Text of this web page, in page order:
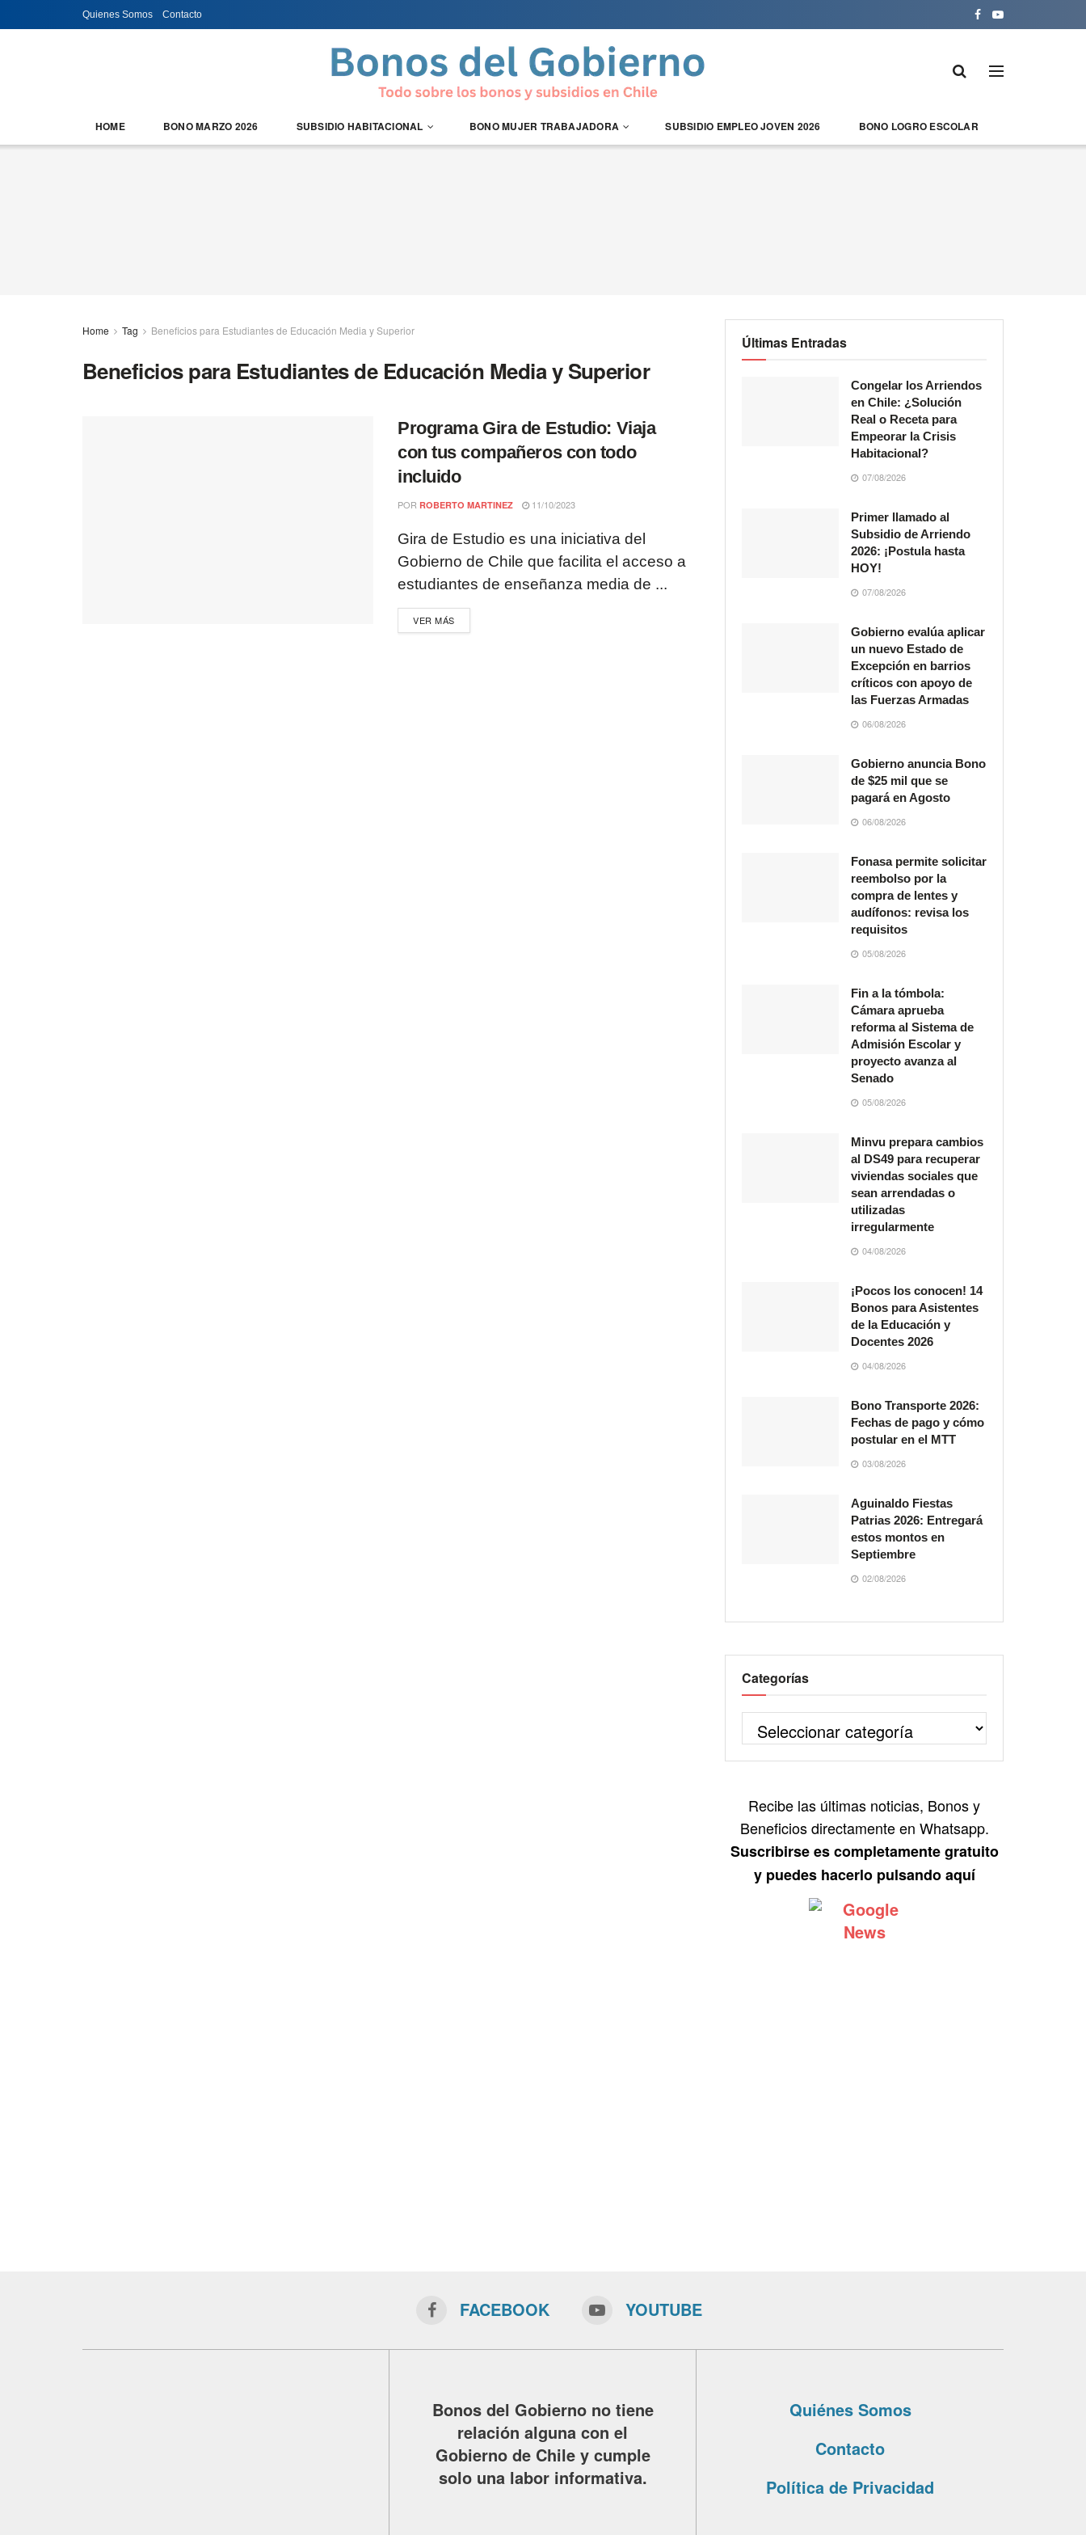
Quienes Somos Contacto
HOME BONO MARZO 2026 SUBSIDIO HABITACIONAL BONO MUJER TRABAJADORA SUBSIDIO EMPLEO JOVEN 2026 BONO LOGRO ESCOLAR
Home Tag Beneficios para Estudiantes de Educación Media y Superior
Beneficios para Estudiantes de Educación Media y Superior
Programa Gira de Estudio: Viaja
con tus compañeros con todo
incluido
POR ROBERTO MARTINEZ 11/10/2023
Gira de Estudio es una iniciativa del
Gobierno de Chile que facilita el acceso a
estudiantes de enseñanza media de ...
VER MÁS
Últimas Entradas
Congelar los Arriendos
en Chile: ¿Solución
Real o Receta para
Empeorar la Crisis
Habitacional?
07/08/2026
Primer llamado al
Subsidio de Arriendo
2026: ¡Postula hasta
HOY!
07/08/2026
Gobierno evalúa aplicar
un nuevo Estado de
Excepción en barrios
críticos con apoyo de
las Fuerzas Armadas
06/08/2026
Gobierno anuncia Bono
de $25 mil que se
pagará en Agosto
06/08/2026
Fonasa permite solicitar
reembolso por la
compra de lentes y
audífonos: revisa los
requisitos
05/08/2026
Fin a la tómbola:
Cámara aprueba
reforma al Sistema de
Admisión Escolar y
proyecto avanza al
Senado
05/08/2026
Minvu prepara cambios
al DS49 para recuperar
viviendas sociales que
sean arrendadas o
utilizadas
irregularmente
04/08/2026
¡Pocos los conocen! 14
Bonos para Asistentes
de la Educación y
Docentes 2026
04/08/2026
Bono Transporte 2026:
Fechas de pago y cómo
postular en el MTT
03/08/2026
Aguinaldo Fiestas
Patrias 2026: Entregará
estos montos en
Septiembre
02/08/2026
Categorías
Recibe las últimas noticias, Bonos y
Beneficios directamente en Whatsapp.
Suscribirse es completamente gratuito
y puedes hacerlo pulsando aquí
FACEBOOK YOUTUBE
Bonos del Gobierno no tiene
relación alguna con el
Gobierno de Chile y cumple
solo una labor informativa.
Quiénes Somos
Contacto
Política de Privacidad